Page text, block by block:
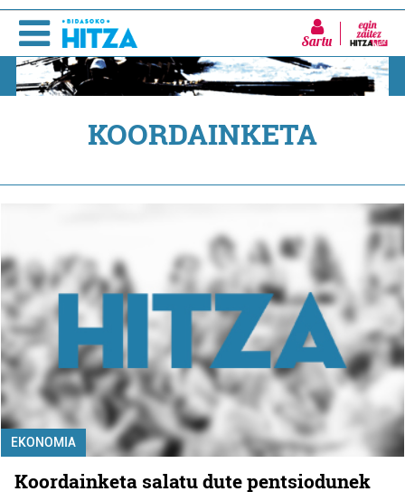
Sartu
KOORDAINKETA
EKONOMIA
Koordainketa salatu dute pentsiodunek